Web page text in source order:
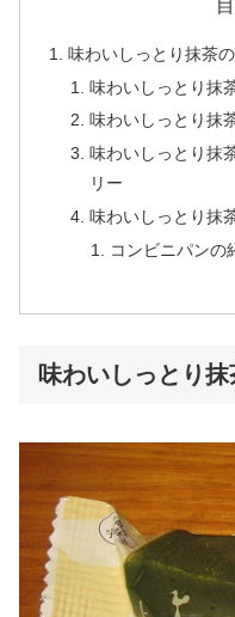
味わいしっとり抹茶
味わいしっとり抹
味わいしっとり抹
味わいしっとり抹
リー
味わいしっとり抹
コンビニパンの
味わいしっとり